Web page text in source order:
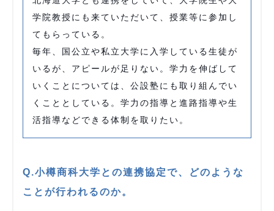
学院教授にも来ていただいて、授業等に参加し
てもらっている。
毎年、国公立や私立大学に入学している生徒が
いるが、アピールが足りない。学力を伸ばして
いくことについては、公設塾にも取り組んでい
くこととしている。学力の指導と進路指導や生
活指導などできる体制を取りたい。
Q.小樽商科大学との連携協定で、どのような
ことが行われるのか。